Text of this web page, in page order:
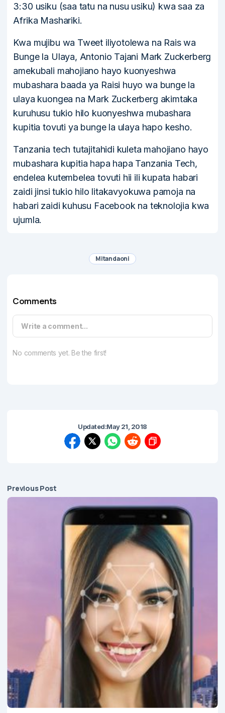
3:30 usiku (saa tatu na nusu usiku) kwa saa za
Afrika Mashariki.
Kwa mujibu wa Tweet iliyotolewa na Rais wa
Bunge la Ulaya, Antonio Tajani Mark Zuckerberg
amekubali mahojiano hayo kuonyeshwa
mubashara baada ya Raisi huyo wa bunge la
ulaya kuongea na Mark Zuckerberg akimtaka
kuruhusu tukio hilo kuonyeshwa mubashara
kupitia tovuti ya bunge la ulaya hapo kesho.
Tanzania tech tutajitahidi kuleta mahojiano hayo
mubashara kupitia hapa hapa Tanzania Tech,
endelea kutembelea tovuti hii ili kupata habari
zaidi jinsi tukio hilo litakavyokuwa pamoja na
habari zaidi kuhusu Facebook na teknolojia kwa
ujumla.
Mitandaoni
Comments
Write a comment...
No comments yet. Be the first!
Updated:May 21, 2018
Previous Post